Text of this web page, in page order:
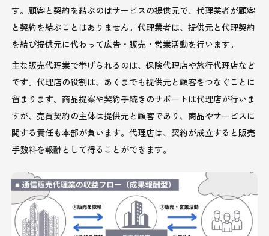
す。顧客と契約を結ぶのはサービスの提供元で、代理業者が顧客
と契約を結ぶことはありません。代理業者は、提供元と代理契約
を結び提供元に代わって広告・販売・営業活動を行います。
主な販売代理業で挙げられるのは、保険代理店や旅行代理店など
です。代理店の役割は、あくまでも提供元と顧客をつなぐことに
留まります。商品提案や契約手続きのサポートは代理店が行いま
すが、売買契約の主体は提供元と顧客であり、商品やサービスに
関する責任も本部が負います。代理店は、契約が成立すると販売
手数料を報酬として得ることができます。